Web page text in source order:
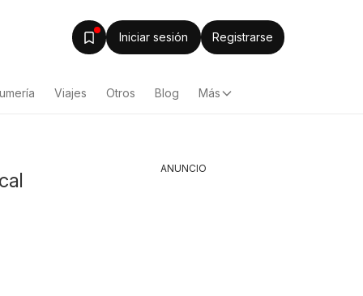
Iniciar sesión Registrarse
Viajes Otros Blog Más
ANUNCIO